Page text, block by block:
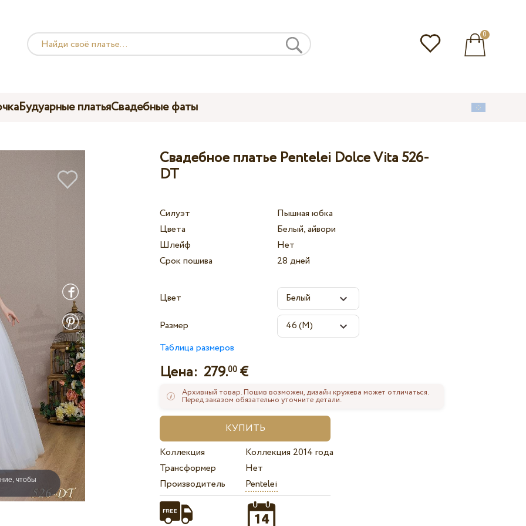
0
Будуарные платьяСвадебные фаты
чтобы
Свадебное платье Pentelei Dolce Vita 526-
DT
Силуэт
Пышная юбка
Цвета
Белый, айвори
Шлейф
Нет
Срок пошива
28 дней
Цвет
Размер
Таблица размеров
Цена: 279.00 €
Архивный товар. Пошив возможен, дизайн кружева может отличаться.
Перед заказом обязательно уточните детали.
Коллекция
Коллекция 2014 года
Трансформер
Нет
Производитель
Pentelei